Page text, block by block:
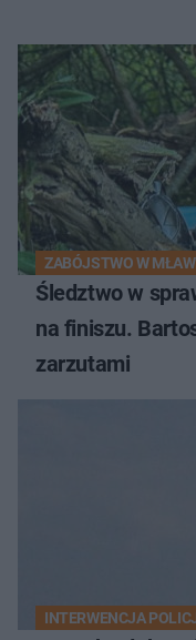
ZABÓJSTWO W
Śledztwo w
na finiszu.
zarzutami
INTERWENCJA